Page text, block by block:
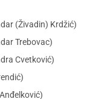
(Živadin) Krdžić)
Trebovac)
Cvetković)